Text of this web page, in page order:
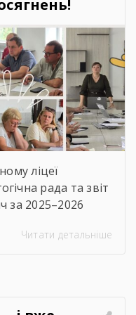
ліцеї
рада та звіт
за 2025–2026
Читати детальніше